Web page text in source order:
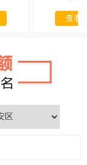
查看